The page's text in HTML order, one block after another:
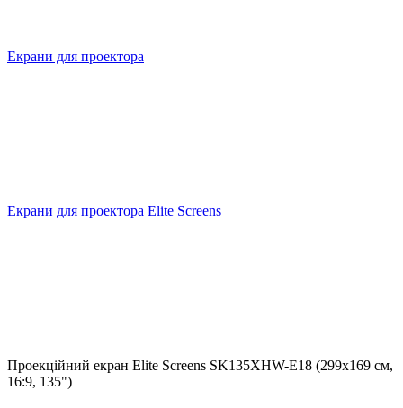
Екрани для проектора
Екрани для проектора Elite Screens
Проекційний екран Elite Screens SK135XHW-E18 (299x169 см,
16:9, 135")